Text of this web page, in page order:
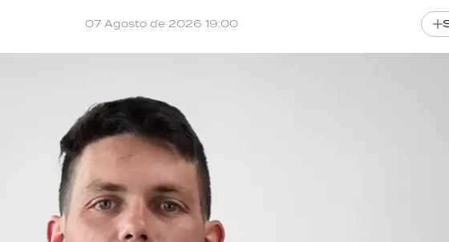
07 Agosto de 2026 19:00